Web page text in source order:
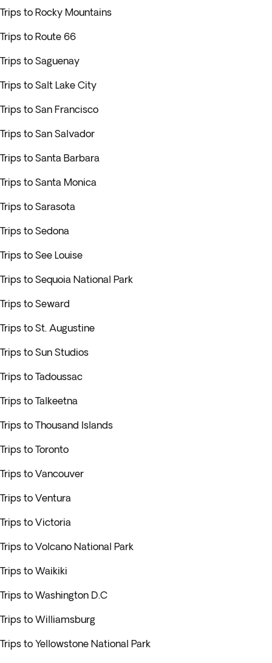
Trips to Rocky Mountains
Trips to Route 66
Trips to Saguenay
Trips to Salt Lake City
Trips to San Francisco
Trips to San Salvador
Trips to Santa Barbara
Trips to Santa Monica
Trips to Sarasota
Trips to Sedona
Trips to See Louise
Trips to Sequoia National Park
Trips to Seward
Trips to St. Augustine
Trips to Sun Studios
Trips to Tadoussac
Trips to Talkeetna
Trips to Thousand Islands
Trips to Toronto
Trips to Vancouver
Trips to Ventura
Trips to Victoria
Trips to Volcano National Park
Trips to Waikiki
Trips to Washington D.C
Trips to Williamsburg
Trips to Yellowstone National Park